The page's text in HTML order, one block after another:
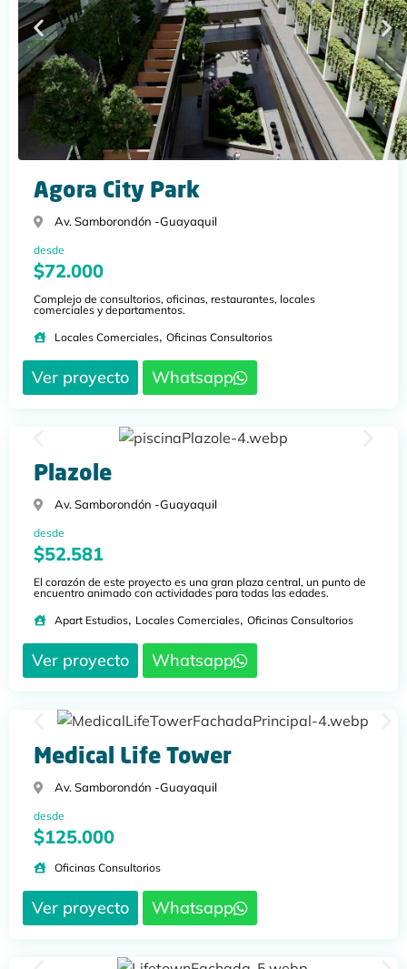
Agora City Park
Av. Samborondón -Guayaquil
desde
$72.000
Complejo de consultorios, oficinas, restaurantes, locales
comerciales y departamentos.
Locales Comerciales, Oficinas Consultorios
Ver proyecto Whatsapp
Plazole
Av. Samborondón -Guayaquil
desde
$52.581
El corazón de este proyecto es una gran plaza central, un punto de
encuentro animado con actividades para todas las edades.
Apart Estudios, Locales Comerciales, Oficinas Consultorios
Ver proyecto Whatsapp
Medical Life Tower
Av. Samborondón -Guayaquil
desde
$125.000
Oficinas Consultorios
Ver proyecto Whatsapp